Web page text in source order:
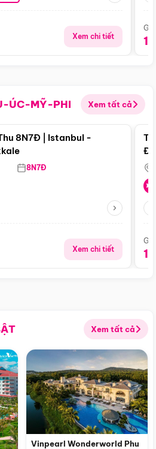
Xem chi tiết
ÚC-MỸ-PHI Xem tất cả
Điểm nổi bật
8N7Đ | Istanbul -
8N7Đ
Xem chi tiết
Xem tất cả
Vinpearl Wonderworld Phu